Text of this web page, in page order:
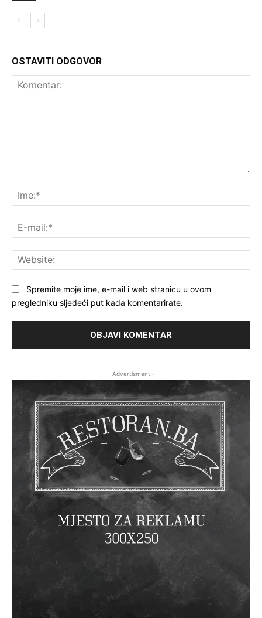
OSTAVITI ODGOVOR
Spremite moje ime, e-mail i web stranicu u ovom
pregledniku sljedeći put kada komentarirate.
- Advertisment -